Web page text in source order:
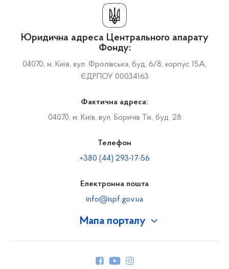
Мапа порталу
Юридична адреса Центрального апарату
Фонду:
04070, м. Київ, вул. Фролівська, буд. 6/8, корпус 15А,
ЄДРПОУ 00034163
Фактична адреса:
04070, м. Київ, вул. Боричів Тік, буд. 28
Телефон
+380 (44) 293-17-56
Електронна пошта
info@ispf.gov.ua